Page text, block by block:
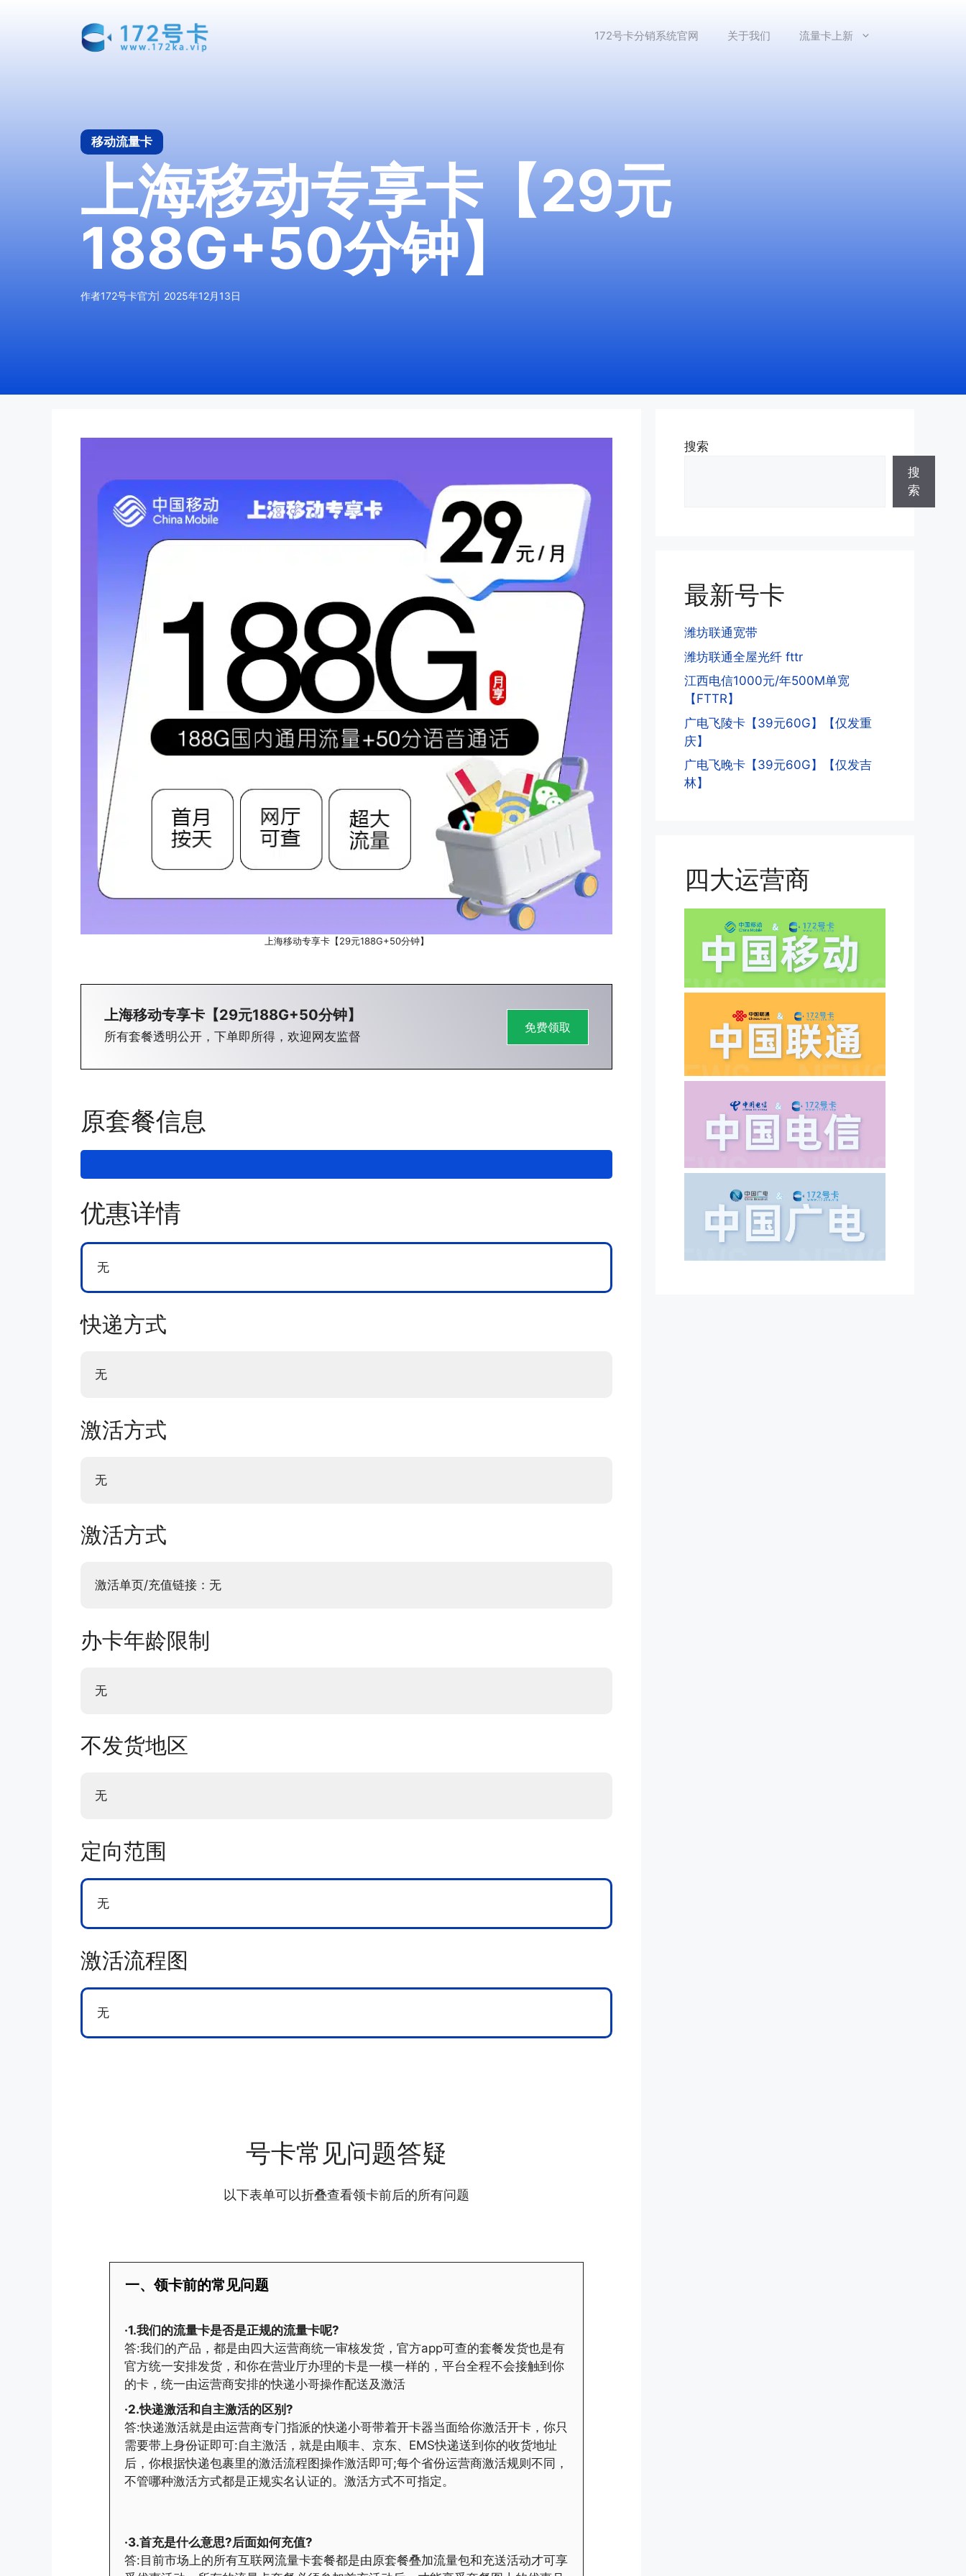
172号卡分销系统官网 关于我们 流量卡上新
移动流量卡
上海移动专享卡【29元
188G+50分钟】
作者172号卡官方 2025年12月13日
上海移动专享卡【29元188G+50分钟】
上海移动专享卡【29元188G+50分钟】
所有套餐透明公开，下单即所得，欢迎网友监督
免费领取
原套餐信息
优惠详情
无
快递方式
无
激活方式
无
激活方式
激活单页/充值链接：无
办卡年龄限制
无
不发货地区
无
定向范围
无
激活流程图
无
号卡常见问题答疑
以下表单可以折叠查看领卡前后的所有问题
一、领卡前的常见问题
·1.我们的流量卡是否是正规的流量卡呢?
答:我们的产品，都是由四大运营商统一审核发货，官方app可查的套餐发货也是有
官方统一安排发货，和你在营业厅办理的卡是一模一样的，平台全程不会接触到你
的卡，统一由运营商安排的快递小哥操作配送及激活
·2.快递激活和自主激活的区别?
答:快递激活就是由运营商专门指派的快递小哥带着开卡器当面给你激活开卡，你只
需要带上身份证即可:自主激活，就是由顺丰、京东、EMS快递送到你的收货地址
后，你根据快递包裹里的激活流程图操作激活即可;每个省份运营商激活规则不同，
不管哪种激活方式都是正规实名认证的。激活方式不可指定。
·3.首充是什么意思?后面如何充值?
答:目前市场上的所有互联网流量卡套餐都是由原套餐叠加流量包和充送活动才可享
搜索
搜
索
最新号卡
潍坊联通宽带
潍坊联通全屋光纤 fttr
江西电信1000元/年500M单宽
【FTTR】
广电飞陵卡【39元60G】【仅发重
庆】
广电飞晚卡【39元60G】【仅发吉
林】
四大运营商